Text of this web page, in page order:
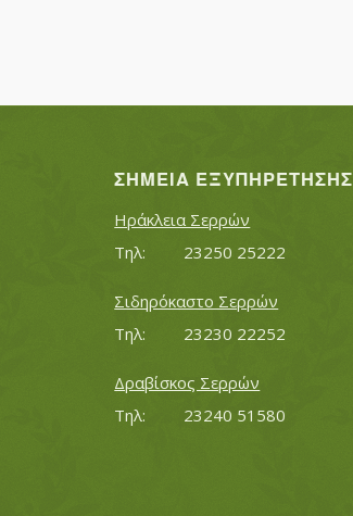
ΣΗΜΕΊΑ ΕΞΥΠΗΡΈΤΗΣΗΣ
Ηράκλεια Σερρών
Τηλ:		23250 25222
Σιδηρόκαστο Σερρών
Τηλ:		23230 22252
Δραβίσκος Σερρών
Τηλ:		23240 51580